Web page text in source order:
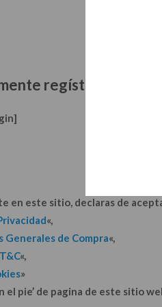
regístrate
en este sitio, declaras de
«,
Generales de Compra«,
«,
»
el pie’ de pagina de este sitio